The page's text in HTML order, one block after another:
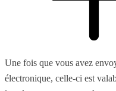
Une fois que vous avez
électronique, celle-ci est